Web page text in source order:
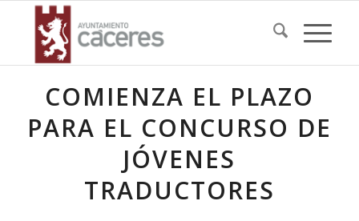
COMIENZA EL PLAZO
PARA EL CONCURSO DE
JÓVENES
TRADUCTORES